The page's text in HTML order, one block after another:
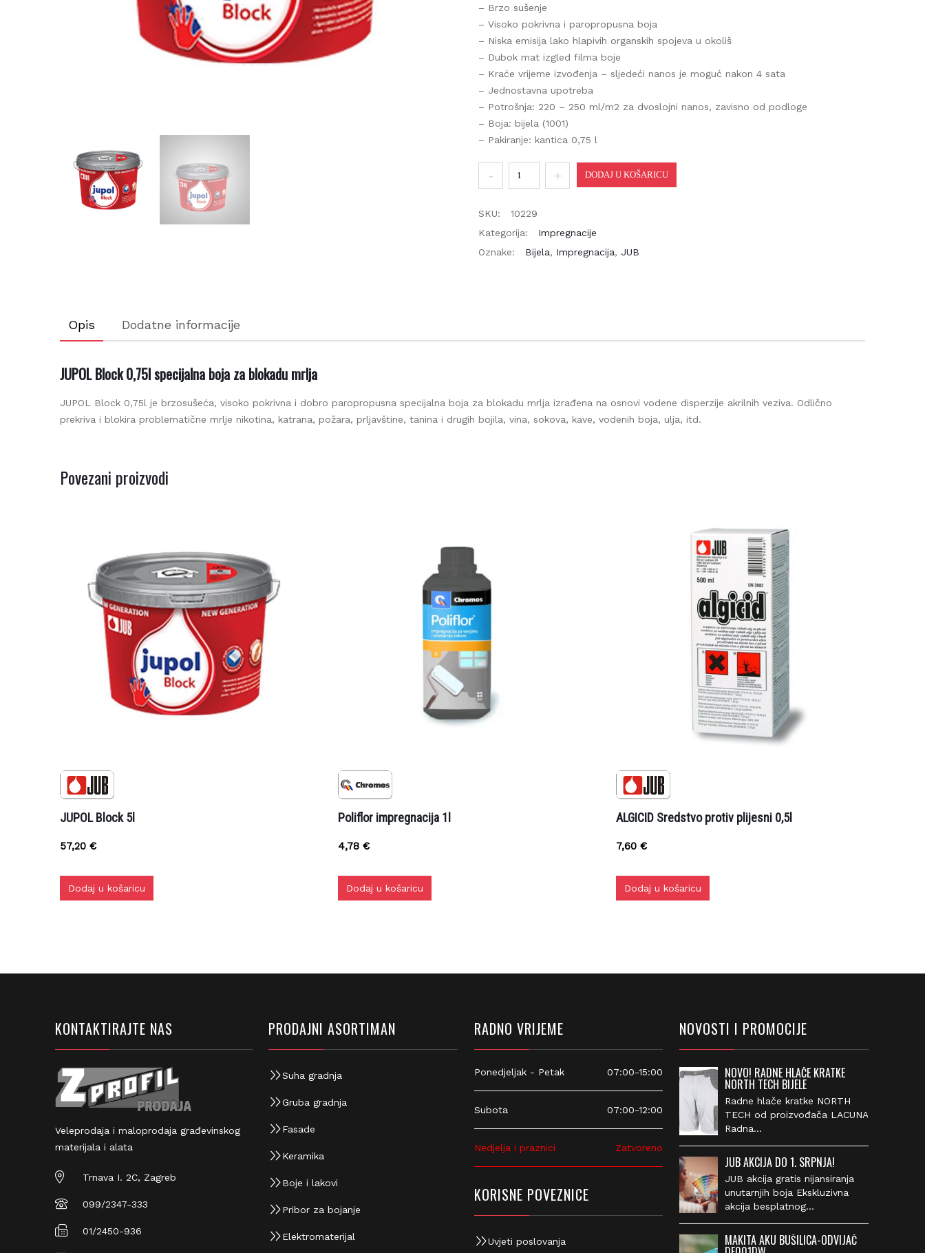
– Brzo sušenje
– Visoko pokrivna i paropropusna boja
– Niska emisija lako hlapivih organskih spojeva u okoliš
– Dubok mat izgled filma boje
– Kraće vrijeme izvođenja – sljedeći nanos je moguć nakon 4 sata
– Jednostavna upotreba
– Potrošnja: 220 – 250 ml/m2 za dvoslojni nanos, zavisno od podloge
– Boja: bijela (1001)
– Pakiranje: kantica 0,75 l
JUPOL
Block
količina
DODAJ U KOŠARICU
SKU:
10229
Kategorija:
Impregnacije
Oznake:
Bijela,Impregnacija,JUB
Opis Dodatne informacije
JUPOL Block 0,75l specijalna boja za blokadu mrlja
JUPOL Block 0,75l je brzosušeća, visoko pokrivna i dobro paropropusna specijalna boja za blokadu mrlja izrađena na osnovi vodene disperzije akrilnih veziva. Odlično
prekriva i blokira problematične mrlje nikotina, katrana, požara, prljavštine, tanina i drugih bojila, vina, sokova, kave, vodenih boja, ulja, itd.
Povezani proizvodi
JUPOL Block 5l
57,20€
Dodaj u košaricu
Poliflor impregnacija 1l
4,78€
Dodaj u košaricu
ALGICID Sredstvo protiv plijesni 0,5l
7,60€
Dodaj u košaricu
KONTAKTIRAJTE NAS
Veleprodaja i maloprodaja građevinskog
materijala i alata
Trnava I. 2C, Zagreb
099/2347-333
01/2450-936
PRODAJNI ASORTIMAN
Suha gradnja
Gruba gradnja
Fasade
Keramika
Boje i lakovi
Pribor za bojanje
Elektromaterijal
RADNO VRIJEME
Ponedjeljak - Petak 07:00-15:00
Subota 07:00-12:00
Nedjelja i praznici Zatvoreno
KORISNE POVEZNICE
Uvjeti poslovanja
NOVOSTI I PROMOCIJE
NOVO! RADNE HLAČE KRATKE
NORTH TECH BIJELE
Radne hlače kratke NORTH
TECH od proizvođača
LACUNA Radna…
JUB AKCIJA DO 1. SRPNJA!
JUB akcija gratis nijansiranja
unutarnjih boja Ekskluzivna
akcija besplatnog…
MAKITA AKU BUŠILICA-ODVIJAČ
Besplatna i brza dostava na gradilište za kupljenu robu iznad 650
Besplatna dostava robe moguća je za područje Grada Zagreba i
Zagrebačke županije.
Rezerviraj dostavu
zpprodaja@z-profil.hrili